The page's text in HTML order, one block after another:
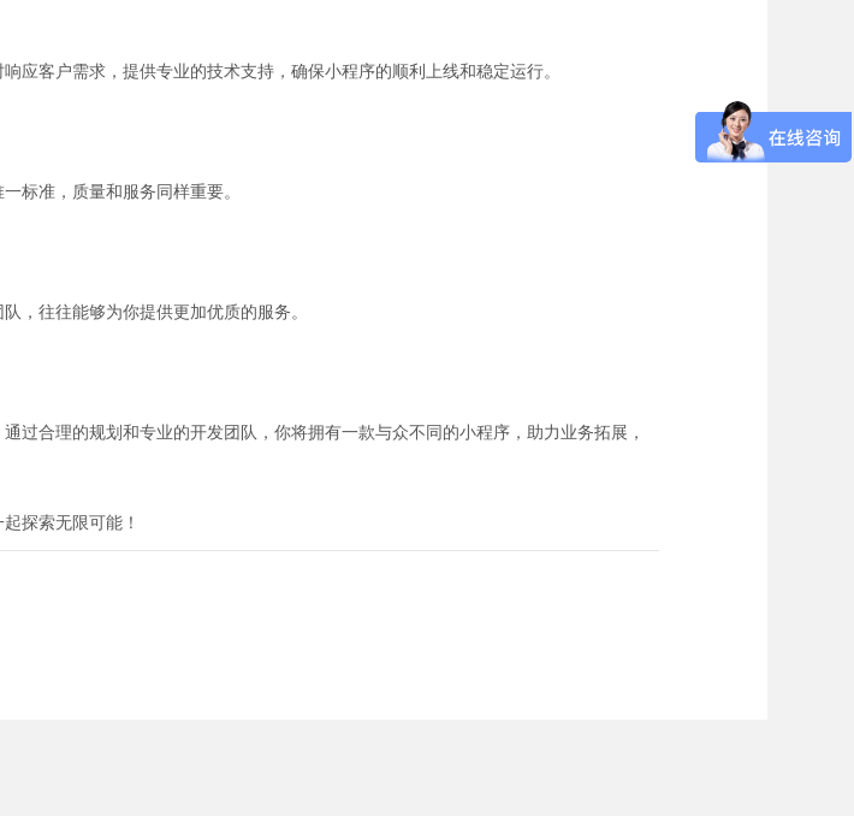
应客户需求，提供专业的技术支持，确保小程序的顺利上线和稳定运行。
标准，质量和服务同样重要。
，往往能够为你提供更加优质的服务。
过合理的规划和专业的开发团队，你将拥有一款与众不同的小程序，助力业务拓展，
探索无限可能！